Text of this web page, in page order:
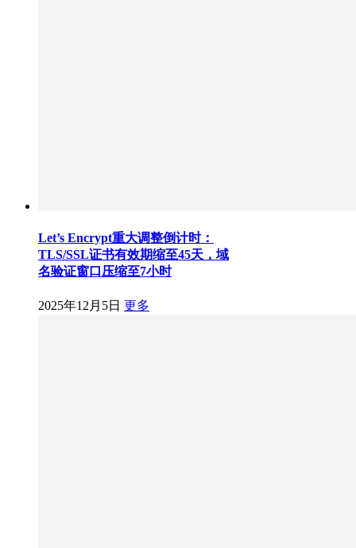
Let’s Encrypt重大调整倒计时：
TLS/SSL证书有效期缩至45天，域
名验证窗口压缩至7小时
2025年12月5日 更多